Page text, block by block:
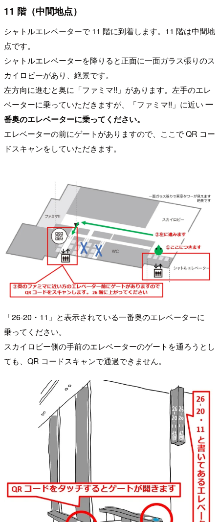
11 階（中間地点）
シャトルエレベーターで 11 階に到着します。11 階は中間地
点です。
シャトルエレベーターを降りると正面に一面ガラス張りのス
カイロビーがあり、絶景です。
左方向に進むと奥に「ファミマ!!」があります。左手のエレ
ベーターに乗っていただきますが、「ファミマ!!」に近い 一
番奥のエレベーターに乗ってください。
エレベーターの前にゲートがありますので、ここで QR コー
ドスキャンをしていただきます。
「26-20・11」と表示されている一番奥のエレベーターに
乗ってください。
スカイロビー側の手前のエレベーターのゲートを通ろうとし
ても、QR コードスキャンで通過できません。